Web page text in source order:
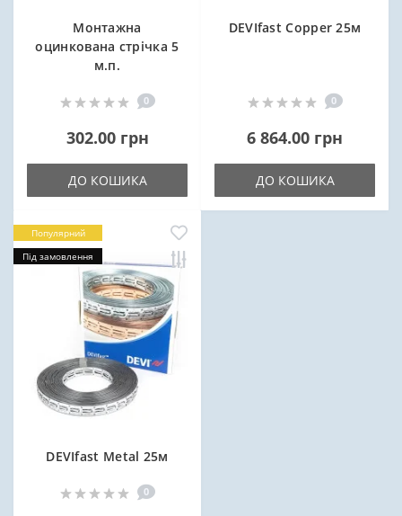
Монтажна
оцинкована стрічка 5
м.п.
0
302.00 грн
ДО КОШИКА
DEVIfast Copper 25м
0
6 864.00 грн
ДО КОШИКА
Популярний
Під замовлення
DEVIfast Metal 25м
0